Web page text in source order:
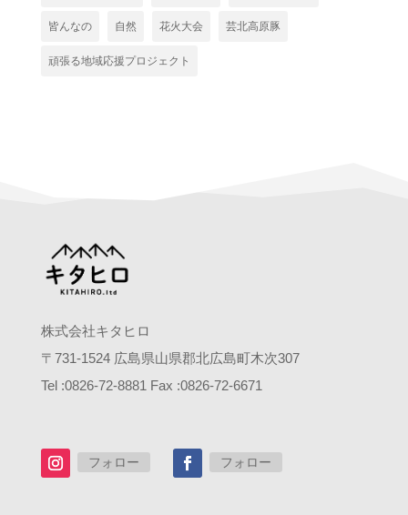
皆んなの 自然 花火大会 芸北高原豚
頑張る地域応援プロジェクト
株式会社キタヒロ
〒 731-1524 広島県山県郡北広島町木次307
Tel :0826-72-8881 Fax :0826-72-6671
フォロー フォロー